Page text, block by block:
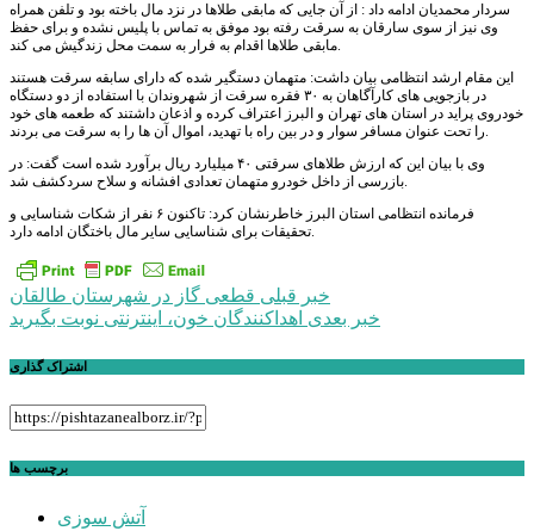
سردار محمدیان ادامه داد : از آن جایی که مابقی طلاها در نزد مال باخته بود و تلفن همراه
وی نیز از سوی سارقان به سرقت رفته بود موفق به تماس با پلیس نشده و برای حفظ
مابقی طلاها اقدام به فرار به سمت محل زندگیش می کند.
این مقام ارشد انتظامی بیان داشت: متهمان دستگیر شده که دارای سابقه سرقت هستند
در بازجویی های کارآگاهان به ۳۰ فقره سرقت از شهروندان با استفاده از دو دستگاه
خودروی پراید در استان های تهران و البرز اعتراف کرده و اذعان داشتند که طعمه های خود
را تحت عنوان مسافر سوار و در بین راه با تهدید، اموال آن ها را به سرقت می بردند.
وی با بیان این که ارزش طلاهای سرقتی ۴۰ میلیارد ریال برآورد شده است گفت: در
بازرسی از داخل خودرو متهمان تعدادی افشانه و سلاح سردکشف شد.
فرمانده انتظامی استان البرز خاطرنشان کرد: تاکنون ۶ نفر از شکات شناسایی و
تحقیقات برای شناسایی سایر مال باختگان ادامه دارد.
راهبری
نوشته
خبر قبلی قطعی گاز در شهرستان طالقان
خبر بعدی اهداکنندگان خون، اینترنتی نوبت بگیرید
اشتراک گذاری
برچسب ها
آتش سوزی